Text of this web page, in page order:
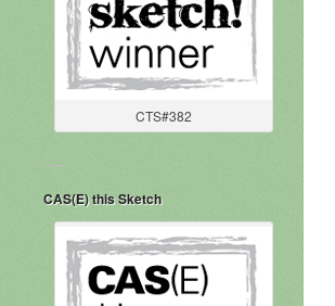
CTS#382
CAS(E) this Sketch